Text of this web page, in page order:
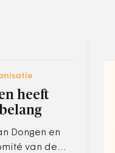
heeft
Dongen en
van de